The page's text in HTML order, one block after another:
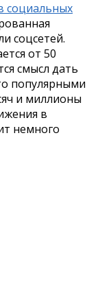
социальных
соцсетей.
от 50
смысл дать
популярными
и миллионы
в
немного